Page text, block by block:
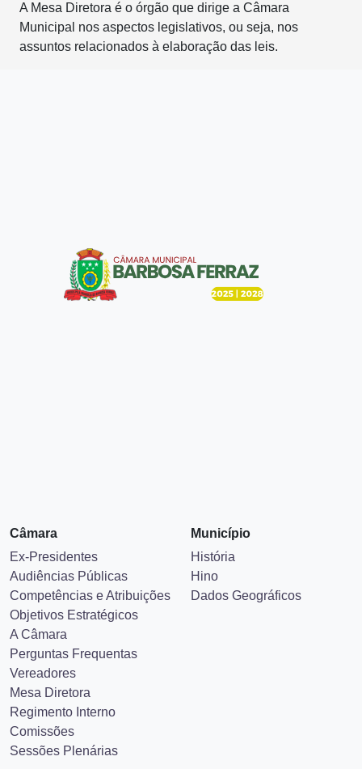
A Mesa Diretora é o órgão que dirige a Câmara
Municipal nos aspectos legislativos, ou seja, nos
assuntos relacionados à elaboração das leis.
Câmara
Ex-Presidentes
Audiências Públicas
Competências e Atribuições
Objetivos Estratégicos
A Câmara
Perguntas Frequentas
Vereadores
Mesa Diretora
Regimento Interno
Comissões
Sessões Plenárias
Município
História
Hino
Dados Geográficos